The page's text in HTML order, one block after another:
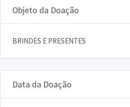
Objeto da Doação
BRINDES E PRESENTES
Data da Doação